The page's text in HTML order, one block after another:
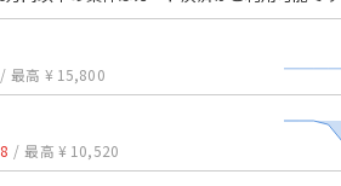
/ 最高 ¥ 15,800
/ 最高 ¥ 10,520